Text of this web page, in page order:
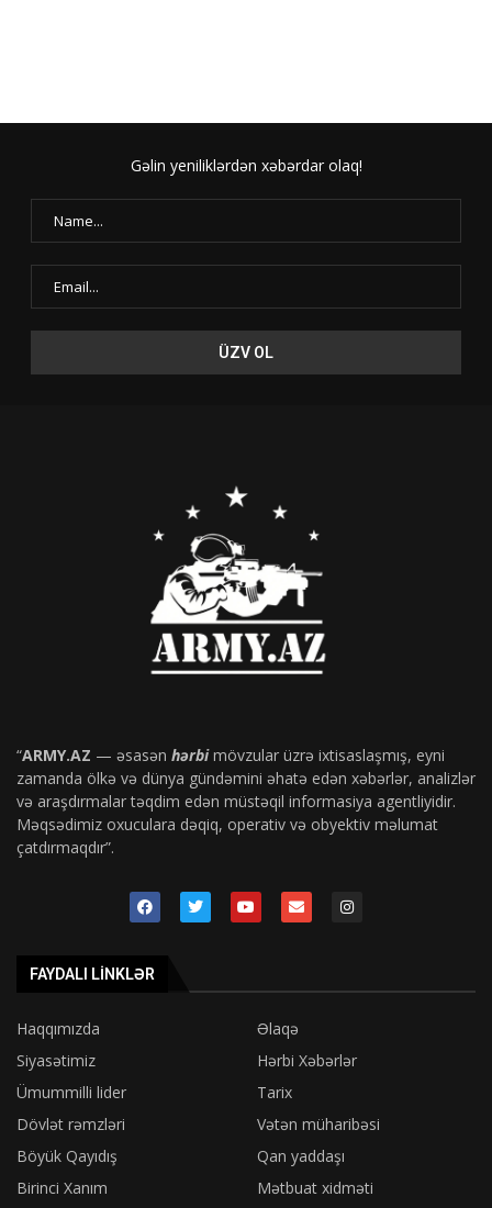
Gəlin yeniliklərdən xəbərdar olaq!
“ARMY.AZ — əsasən hərbimövzular üzrə ixtisaslaşmış, eyni
zamanda ölkə və dünya gündəmini əhatə edən xəbərlər, analizlər
və araşdırmalar təqdim edən müstəqil informasiya agentliyidir.
Məqsədimiz oxuculara dəqiq, operativ və obyektiv məlumat
çatdırmaqdır”.
FAYDALI LINKLƏR
Haqqımızda
Əlaqə
Siyasətimiz
Hərbi Xəbərlər
Ümummilli lider
Tarix
Dövlət rəmzləri
Vətən müharibəsi
Böyük Qayıdış
Qan yaddaşı
Birinci Xanım
Mətbuat xidməti